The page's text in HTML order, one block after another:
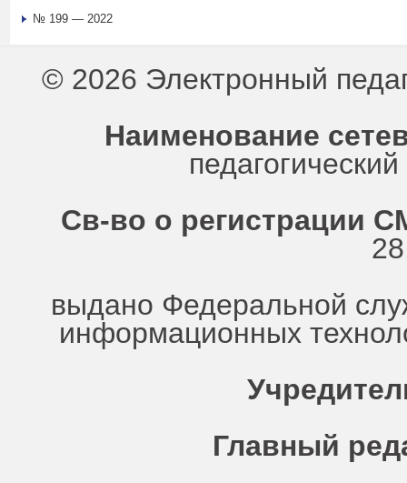
№ 199 — 2022
© 2026 Электронный
Наименование
Св-во о регистрации
выдано Федеральной
информационных
Главный